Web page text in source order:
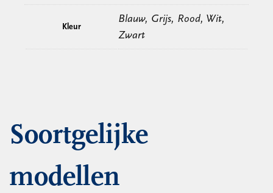
Kleur
Blauw, Grijs, Rood, Wit,
Zwart
Soortgelijke
modellen